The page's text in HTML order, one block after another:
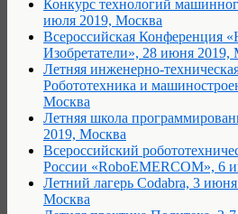
Конкурс технологий
июля 2019, Москва
Всероссийская Конференция
Изобретатели», 28 июня 2019,
Летняя инженерно-
Робототехника и
Москва
Летняя школа
2019, Москва
Всероссийский
России «RoboEMERCOM», 6
Летний лагерь Codabra, 3
Москва